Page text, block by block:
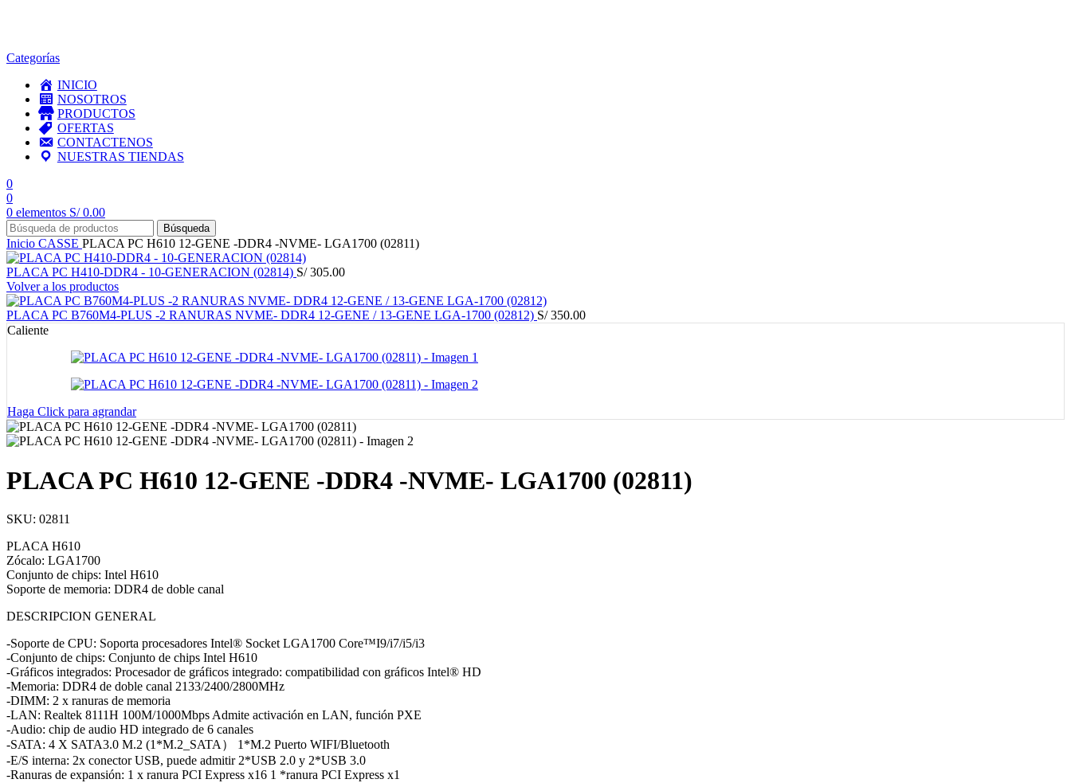
Categorías
INICIO
NOSOTROS
PRODUCTOS
OFERTAS
CONTACTENOS
NUESTRAS TIENDAS
0
0
0 elementos S/0.00
Búsqueda
Inicio CASSE PLACA PC H610 12-GENE -DDR4 -NVME- LGA1700 (02811)
PLACA PC H410-DDR4 - 10-GENERACION (02814) S/305.00
Volver a los productos
PLACA PC B760M4-PLUS -2 RANURAS NVME- DDR4 12-GENE / 13-GENE LGA-1700 (02812) S/350.00
Caliente
Haga Click para agrandar
PLACA PC H610 12-GENE -DDR4 -NVME- LGA1700 (02811)
SKU: 02811
PLACA H610
Zócalo: LGA1700
Conjunto de chips: Intel H610
Soporte de memoria: DDR4 de doble canal
DESCRIPCION GENERAL
-Soporte de CPU: Soporta procesadores Intel® Socket LGA1700 Core™I9/i7/i5/i3
-Conjunto de chips: Conjunto de chips Intel H610
-Gráficos integrados: Procesador de gráficos integrado: compatibilidad con gráficos Intel® HD
-Memoria: DDR4 de doble canal 2133/2400/2800MHz
-DIMM: 2 x ranuras de memoria
-LAN: Realtek 8111H 100M/1000Mbps Admite activación en LAN, función PXE
-Audio: chip de audio HD integrado de 6 canales
-SATA: 4 X SATA3.0 M.2 (1*M.2_SATA） 1*M.2 Puerto WIFI/Bluetooth
-E/S interna: 2x conector USB, puede admitir 2*USB 2.0 y 2*USB 3.0
-Ranuras de expansión: 1 x ranura PCI Express x16 1 *ranura PCI Express x1